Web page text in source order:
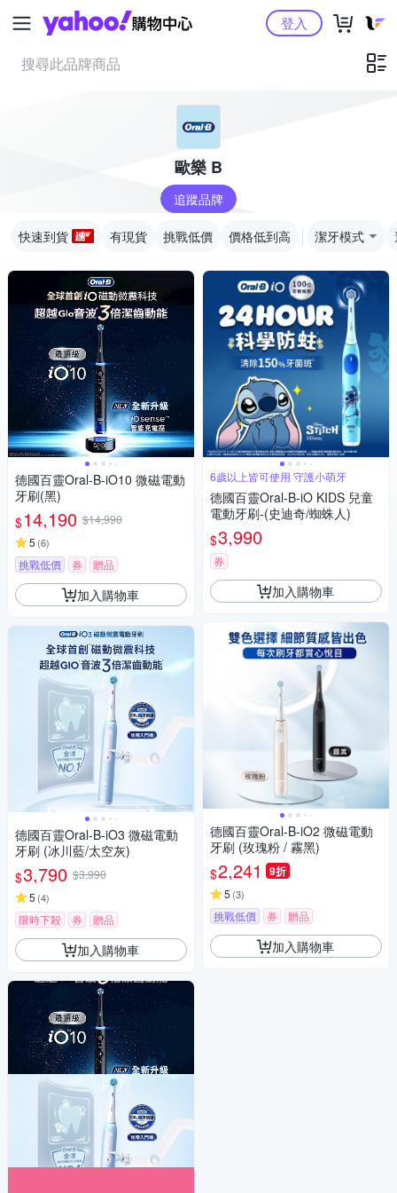
Yahoo購物中心登入
歐樂 B
追蹤品牌
快速到貨 有現貨 挑戰低價 價格低到高 潔牙模式
德國百靈Oral-B-iO10 微磁電動
牙刷(黑)
$14,190 $14,990
5 (6)
挑戰低價 券 贈品
加入購物車
德國百靈Oral-B-iO3 微磁電動
牙刷 (冰川藍/太空灰)
$3,790 $3,990
5 (4)
限時下殺 券 贈品
加入購物車
6歲以上皆可使用 守護小萌牙
德國百靈Oral-B-iO KIDS 兒童
電動牙刷-(史迪奇/蜘蛛人)
$3,990
券
加入購物車
德國百靈Oral-B-iO2 微磁電動
牙刷 (玫瑰粉 / 霧黑)
$2,241 9折
5 (3)
挑戰低價 券 贈品
加入購物車